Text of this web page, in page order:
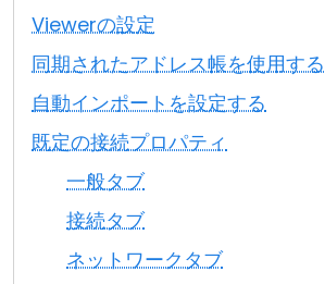
Viewerの設定
同期されたアドレス帳を使用する
自動インポートを設定する
既定の接続プロパティ
一般タブ
接続タブ
ネットワークタブ